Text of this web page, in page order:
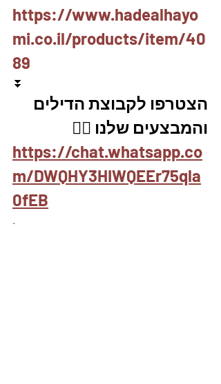
https://www.hadealhayo
mi.co.il/products/item/40
89
⏬
הצטרפו לקבוצת הדילים
והמבצעים שלנו 👇🏽
https://chat.whatsapp.co
m/DWQHY3HIWQEEr75qla
0fEB
.